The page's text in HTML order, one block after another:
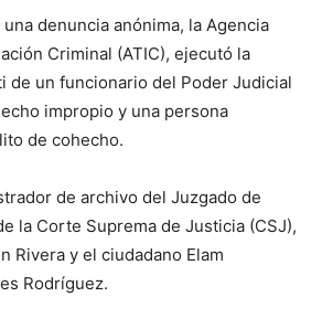
una denuncia anónima, la Agencia
Criminal (ATIC), ejecutó la
de un funcionario del Poder Judicial
impropio y una persona
de cohecho.
de archivo del Juzgado de
la Corte Suprema de Justicia (CSJ),
Rivera y el ciudadano Elam
Rodríguez.